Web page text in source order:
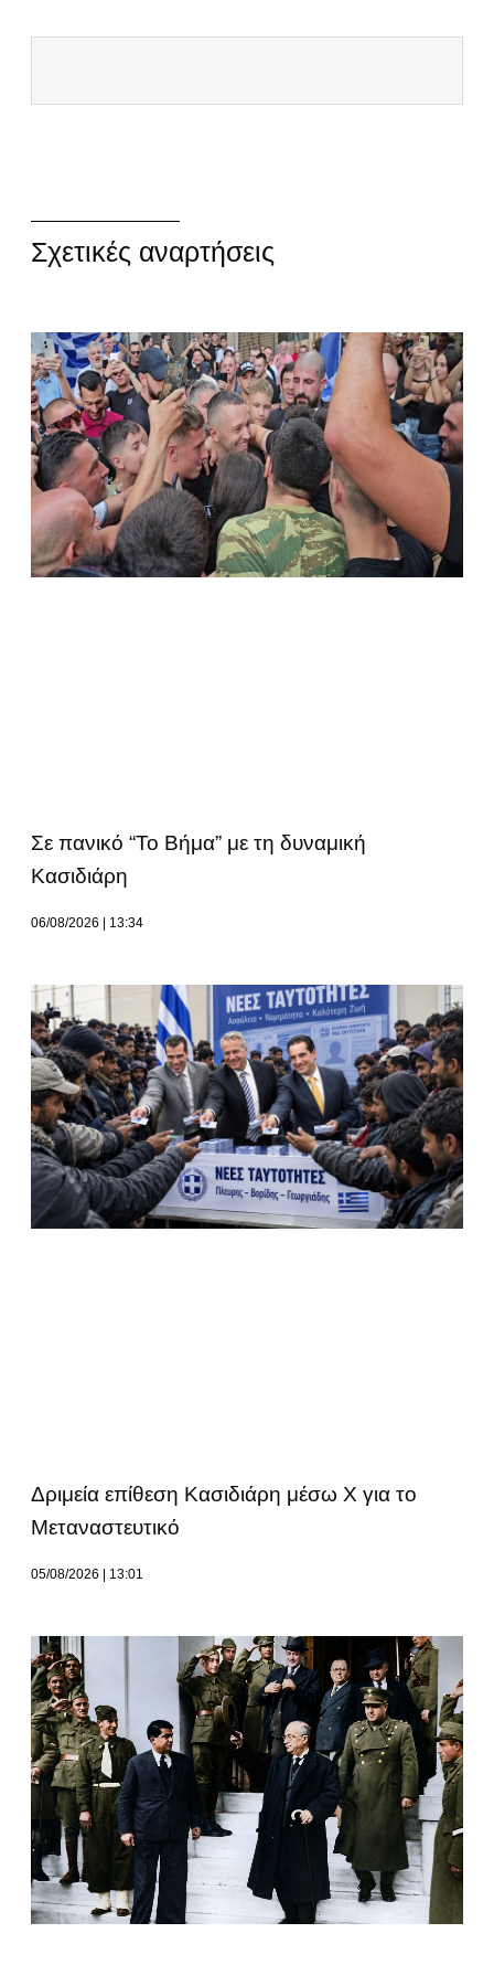
Σχετικές αναρτήσεις
Σε πανικό “Το Βήμα” με τη δυναμική
Κασιδιάρη
06/08/2026 13:34
Δριμεία επίθεση Κασιδιάρη μέσω Χ για το
Μεταναστευτικό
05/08/2026 13:01